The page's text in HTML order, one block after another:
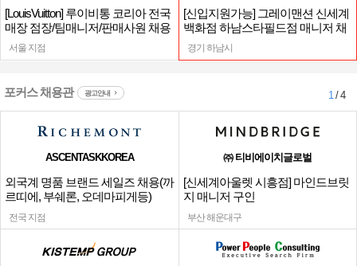
[LouisVuitton] 루이비통 코리아 전국
매장 점장/팀매니저/판매사원 채용
서울 지점
[신입지원가능] 그레이맨션 신세계
백화점 하남스타필드점 매니저 채
용
경기 하남시
포커스 채용관 광고안내 1/ 4
ASCENTASKKOREA
외국계 명품 브랜드 세일즈 채용(까
르띠에, 부쉐론, 오데마피게등)
전국 지점
㈜ 티비에이치글로벌
[신세계아울렛 시흥점] 마인드브릿
지 매니저 구인
부산 해운대구